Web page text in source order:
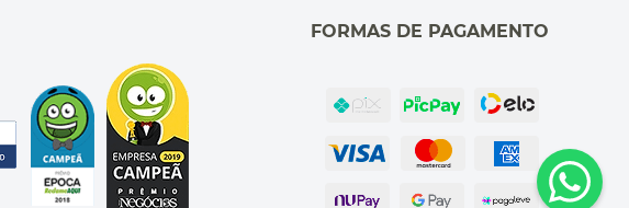
FORMAS DE PAGAMENTO